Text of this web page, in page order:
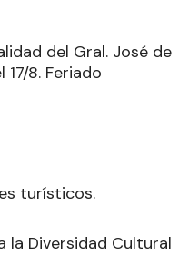
del Gral. José de
8. Feriado
turísticos.
la Diversidad Cultural